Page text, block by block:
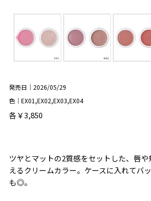
発売日｜2026/05/29
色｜EX01,EX02,EX03,EX04
各￥3,850
ツヤとマットの2質感をセットした、唇
えるクリームカラー。ケースに入れてバ
も◎。